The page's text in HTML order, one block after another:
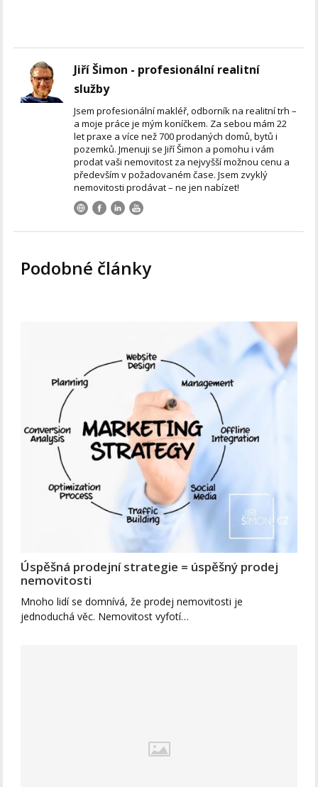
Jiří Šimon - profesionální realitní
služby
Jsem profesionální makléř, odborník na realitní trh –
a moje práce je mým koníčkem. Za sebou mám 22
let praxe a více než 700 prodaných domů, bytů i
pozemků. Jmenuji se Jiří Šimon a pomohu i vám
prodat vaši nemovitost za nejvyšší možnou cenu a
především v požadovaném čase. Jsem zvyklý
nemovitosti prodávat – ne jen nabízet!
Podobné články
Úspěšná prodejní strategie = úspěšný prodej
nemovitosti
Mnoho lidí se domnívá, že prodej nemovitosti je
jednoduchá věc. Nemovitost vyfotí…